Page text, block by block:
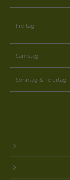
Freitag
Samstag
Sonntag & Feiertag